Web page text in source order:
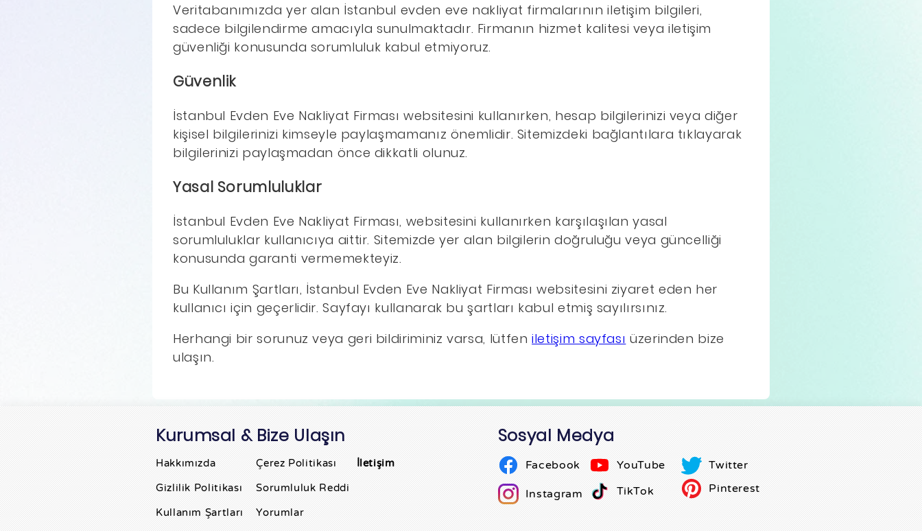
Veritabanımızda yer alan İstanbul evden eve nakliyat firmalarının iletişim bilgileri,
sadece bilgilendirme amacıyla sunulmaktadır. Firmanın hizmet kalitesi veya iletişim
güvenliği konusunda sorumluluk kabul etmiyoruz.
Güvenlik
İstanbul Evden Eve Nakliyat Firması websitesini kullanırken, hesap bilgilerinizi veya diğer
kişisel bilgilerinizi kimseyle paylaşmamanız önemlidir. Sitemizdeki bağlantılara tıklayarak
bilgilerinizi paylaşmadan önce dikkatli olunuz.
Yasal Sorumluluklar
İstanbul Evden Eve Nakliyat Firması, websitesini kullanırken karşılaşılan yasal
sorumluluklar kullanıcıya aittir. Sitemizde yer alan bilgilerin doğruluğu veya güncelliği
konusunda garanti vermemekteyiz.
Bu Kullanım Şartları, İstanbul Evden Eve Nakliyat Firması websitesini ziyaret eden her
kullanıcı için geçerlidir. Sayfayı kullanarak bu şartları kabul etmiş sayılırsınız.
Herhangi bir sorunuz veya geri bildiriminiz varsa, lütfeniletişim sayfası üzerinden bize
ulaşın.
Kurumsal & Bize Ulaşın
Hakkımızda
Gizlilik Politikası
Kullanım Şartları
Çerez Politikası
Sorumluluk Reddi
Yorumlar
İletişim
Sosyal Medya
Facebook
Instagram
YouTube
TikTok
Twitter
Pinterest